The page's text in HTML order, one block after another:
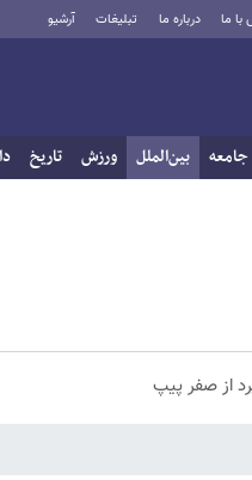
با ما درباره ما تبلیغات آرشیو
جامعه بین‌الملل ورزش تاریخ